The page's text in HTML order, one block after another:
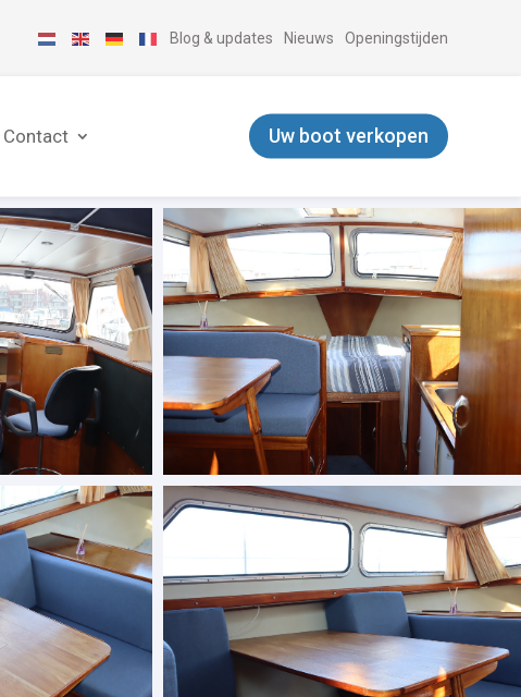
Blog & updates Nieuws Openingstijden
Contact Uw boot verkopen